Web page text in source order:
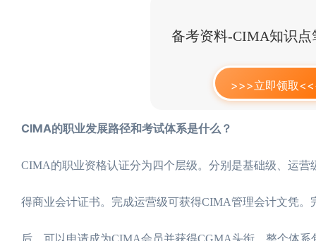
备考资料-CIMA知识点
>>>立即领取
CIMA的职业发展路径和考试体系是什么？
CIMA的职业资格认证分为四个层级。分别是基础级、运
得商业会计证书。完成运营级可获得CIMA管理会计文凭
后，可以申请成为CIMA会员并获得CGMA头衔。整个体